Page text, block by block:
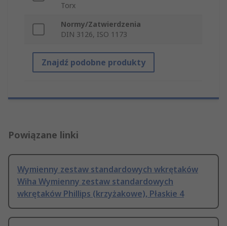
Torx
Normy/Zatwierdzenia
DIN 3126, ISO 1173
Znajdź podobne produkty
Powiązane linki
Wymienny zestaw standardowych wkrętaków
Wiha Wymienny zestaw standardowych
wkrętaków Phillips (krzyżakowe), Płaskie 4